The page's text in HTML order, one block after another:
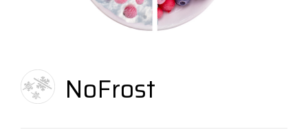
NoFrost